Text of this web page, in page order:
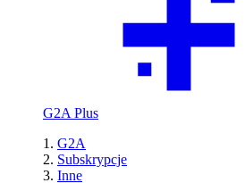
G2A Plus
G2A
Subskrypcje
Inne